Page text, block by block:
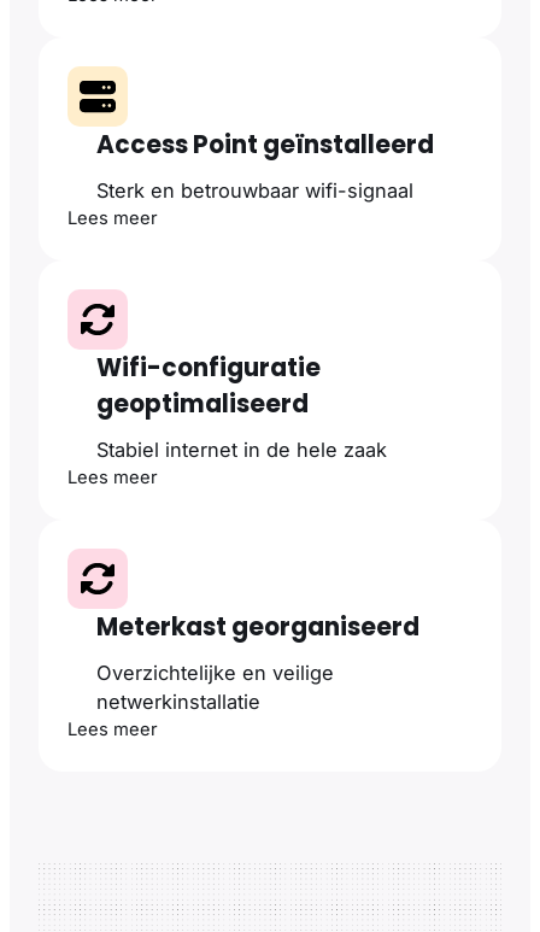
Access Point geïnstalleerd
Sterk en betrouwbaar wifi-signaal
Lees meer
Wifi-configuratie
geoptimaliseerd
Stabiel internet in de hele zaak
Lees meer
Meterkast georganiseerd
Overzichtelijke en veilige
netwerkinstallatie
Lees meer